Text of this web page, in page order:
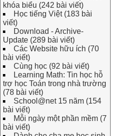
khóa biểu (242 bài viết)
Học tiếng Việt (183 bài
viết)
Download - Archive-
Update (289 bài viết)
Các Website hữu ích (70
bài viết)
Cùng học (92 bài viết)
Learning Math: Tin học hỗ
trợ học Toán trong nhà trường
(78 bài viết)
School@net 15 năm (154
bài viết)
Mỗi ngày một phần mềm (7
bài viết)